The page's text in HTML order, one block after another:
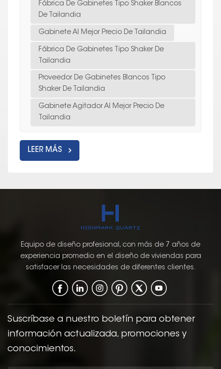
Fábrica De Gabinetes Tipo Shaker Blancos
De Tailandia
Gabinete Al Mejor Precio De Tailandia
Fábrica De Gabinetes Tipo Shaker De
Tailandia
Proveedor De Gabinetes Blancos Tipo
Shaker De Tailandia
Gabinete Agitador Al Mejor Precio De
Tailandia
LEER MÁS
Equipo de diseño profesional, con más de 7 años de
experiencia promedio en el diseño de viviendas para
satisfacer las necesidades de diferentes clientes.
Suscríbase a nuestro boletín para obtener
información actualizada, promociones y
conocimientos.